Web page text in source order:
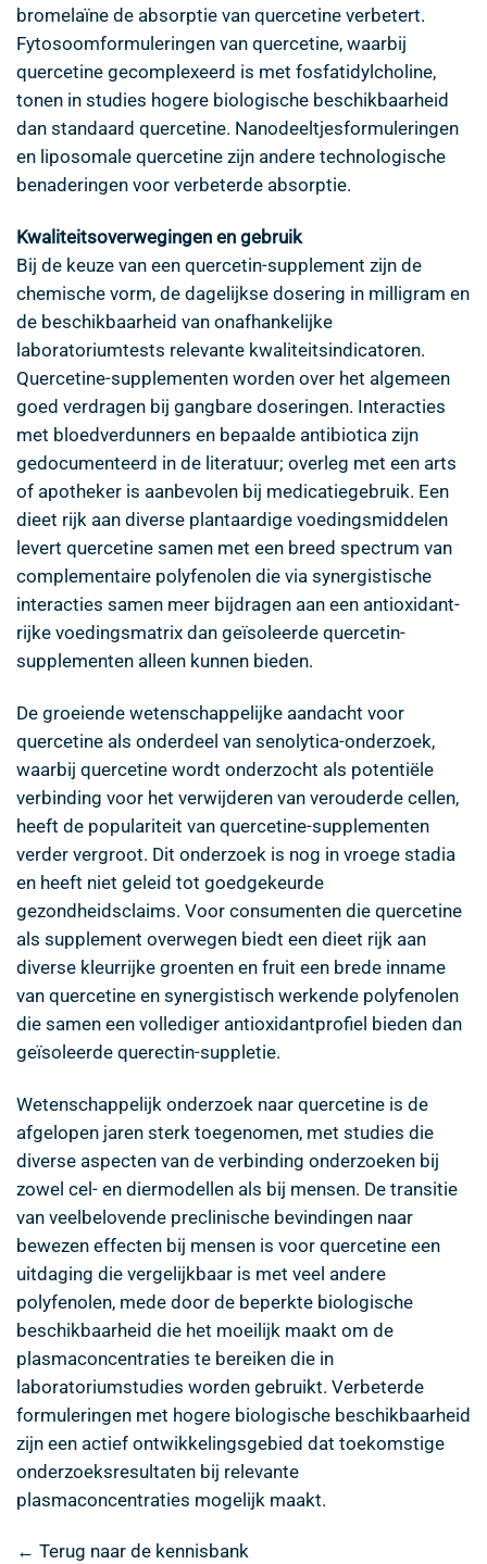
bromelaïne de absorptie van quercetine verbetert.
Fytosoomformuleringen van quercetine, waarbij
quercetine gecomplexeerd is met fosfatidylcholine,
tonen in studies hogere biologische beschikbaarheid
dan standaard quercetine. Nanodeeltjesformuleringen
en liposomale quercetine zijn andere technologische
benaderingen voor verbeterde absorptie.
Kwaliteitsoverwegingen en gebruik
Bij de keuze van een quercetin-supplement zijn de
chemische vorm, de dagelijkse dosering in milligram en
de beschikbaarheid van onafhankelijke
laboratoriumtests relevante kwaliteitsindicatoren.
Quercetine-supplementen worden over het algemeen
goed verdragen bij gangbare doseringen. Interacties
met bloedverdunners en bepaalde antibiotica zijn
gedocumenteerd in de literatuur; overleg met een arts
of apotheker is aanbevolen bij medicatiegebruik. Een
dieet rijk aan diverse plantaardige voedingsmiddelen
levert quercetine samen met een breed spectrum van
complementaire polyfenolen die via synergistische
interacties samen meer bijdragen aan een antioxidant-
rijke voedingsmatrix dan geïsoleerde quercetin-
supplementen alleen kunnen bieden.
De groeiende wetenschappelijke aandacht voor
quercetine als onderdeel van senolytica-onderzoek,
waarbij quercetine wordt onderzocht als potentiële
verbinding voor het verwijderen van verouderde cellen,
heeft de populariteit van quercetine-supplementen
verder vergroot. Dit onderzoek is nog in vroege stadia
en heeft niet geleid tot goedgekeurde
gezondheidsclaims. Voor consumenten die quercetine
als supplement overwegen biedt een dieet rijk aan
diverse kleurrijke groenten en fruit een brede inname
van quercetine en synergistisch werkende polyfenolen
die samen een vollediger antioxidantprofiel bieden dan
geïsoleerde querectin-suppletie.
Wetenschappelijk onderzoek naar quercetine is de
afgelopen jaren sterk toegenomen, met studies die
diverse aspecten van de verbinding onderzoeken bij
zowel cel- en diermodellen als bij mensen. De transitie
van veelbelovende preclinische bevindingen naar
bewezen effecten bij mensen is voor quercetine een
uitdaging die vergelijkbaar is met veel andere
polyfenolen, mede door de beperkte biologische
beschikbaarheid die het moeilijk maakt om de
plasmaconcentraties te bereiken die in
laboratoriumstudies worden gebruikt. Verbeterde
formuleringen met hogere biologische beschikbaarheid
zijn een actief ontwikkelingsgebied dat toekomstige
onderzoeksresultaten bij relevante
plasmaconcentraties mogelijk maakt.
← Terug naar de kennisbank